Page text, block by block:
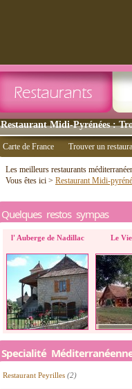
Restaurant Midi-Pyrénées :
Carte de France Trouver un
Les meilleurs restaurants
Vous êtes ici > Restaurant Midi-
Quelques restos sympas
l' Auberge de Nadillac Le
Specialité
Restaurant Peyrilles (2)